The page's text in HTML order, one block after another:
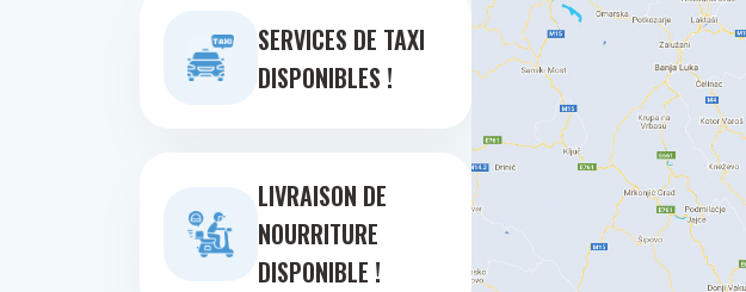
SERVICES DE TAXI
DISPONIBLES !
LIVRAISON DE
NOURRITURE
DISPONIBLE !